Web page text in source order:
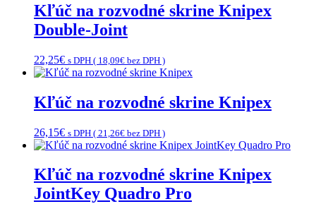
Kľúč na rozvodné skrine Knipex
Double-Joint
22,25€ s DPH ( 18,09€ bez DPH )
Kľúč na rozvodné skrine Knipex
26,15€ s DPH ( 21,26€ bez DPH )
Kľúč na rozvodné skrine Knipex
JointKey Quadro Pro